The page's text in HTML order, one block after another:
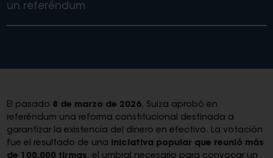
un referéndum
El pasado 8 de marzo de 2026, Suiza aprobó en
referéndum una reforma constitucional destinada a
garantizar la existencia del dinero en efectivo. La votación
fue el resultado de una iniciativa popular que reunió más
de 100.000 firmas, el umbral necesario para convocar un